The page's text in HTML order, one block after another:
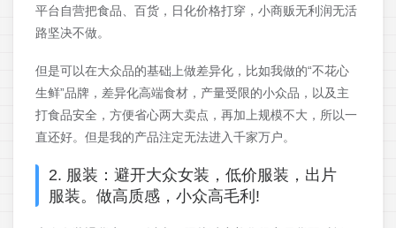
平台自营把食品、百货，日化价格打穿，小商贩无利润无活
路坚决不做。
但是可以在大众品的基础上做差异化，比如我做的“不花心
生鲜”品牌，差异化高端食材，产量受限的小众品，以及主
打食品安全，方便省心两大卖点，再加上规模不大，所以一
直还好。但是我的产品注定无法进入千家万户。
2. 服装：避开大众女装，低价服装，出片
服装。做高质感，小众高毛利!